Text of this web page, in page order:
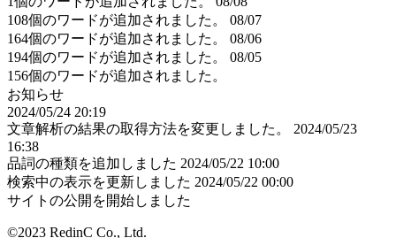
108個のワードが追加されました。
08/07
164個のワードが追加されました。
08/06
194個のワードが追加されました。
08/05
156個のワードが追加されました。
お知らせ
2024/05/24 20:19
文章解析の結果の取得方法を変更しました。
2024/05/23
16:38
品詞の種類を追加しました 2024/05/22 10:00
検索中の表示を更新しました 2024/05/22 00:00
サイトの公開を開始しました
©2023 RedinC Co., Ltd.